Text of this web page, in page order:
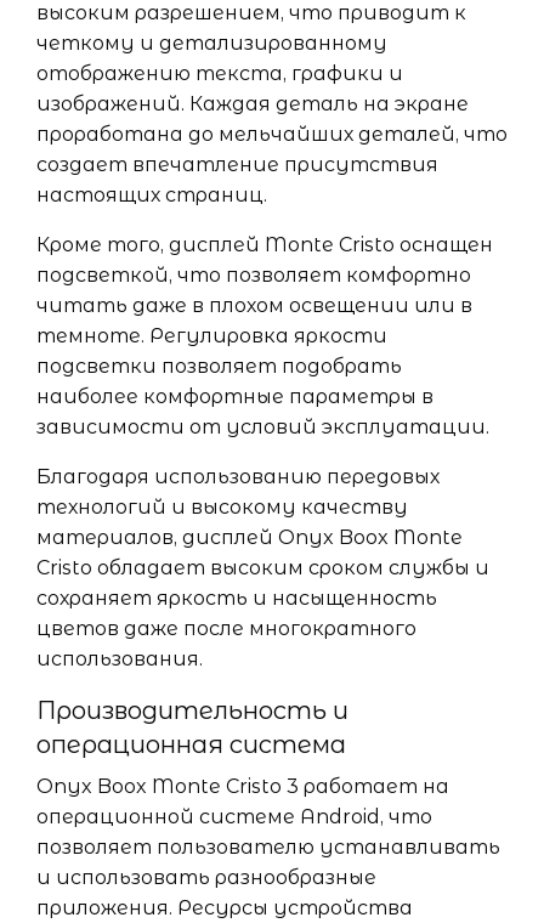
высоким разрешением, что приводит к
четкому и детализированному
отображению текста, графики и
изображений. Каждая деталь на экране
проработана до мельчайших деталей, что
создает впечатление присутствия
настоящих страниц.
Кроме того, дисплей Monte Cristo оснащен
подсветкой, что позволяет комфортно
читать даже в плохом освещении или в
темноте. Регулировка яркости
подсветки позволяет подобрать
наиболее комфортные параметры в
зависимости от условий эксплуатации.
Благодаря использованию передовых
технологий и высокому качеству
материалов, дисплей Onyx Boox Monte
Cristo обладает высоким сроком службы и
сохраняет яркость и насыщенность
цветов даже после многократного
использования.
Производительность и
операционная система
Onyx Boox Monte Cristo 3 работает на
операционной системе Android, что
позволяет пользователю устанавливать
и использовать разнообразные
приложения. Ресурсы устройства